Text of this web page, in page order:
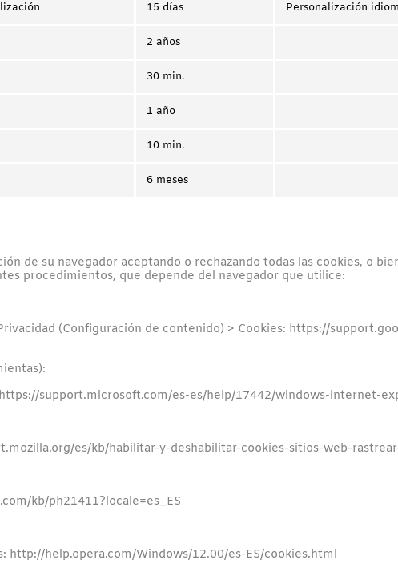
15 días Personalización
2 años
30 min.
1 año
10 min.
6 meses
de su navegador aceptando o rechazando todas las cookies, o
procedimientos, que depende del navegador que utilice:
(Configuración de contenido) > Cookies: https://
support.microsoft.com/es-es/help/17442/windows-internet-
es/kb/habilitar-y-deshabilitar-cookies-sitios-web-
kb/ph21411?locale=es_ES
http://help.opera.com/Windows/12.00/es-ES/cookies.html